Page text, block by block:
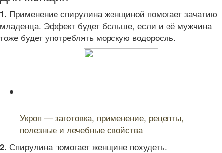
1. Применение спирулина женщиной помогает зачатию
младенца. Эффект будет больше, если и её мужчина
тоже будет употреблять морскую водоросль.
Укроп — заготовка, применение, рецепты,
полезные и лечебные свойства
2. Спирулина помогает женщине похудеть.